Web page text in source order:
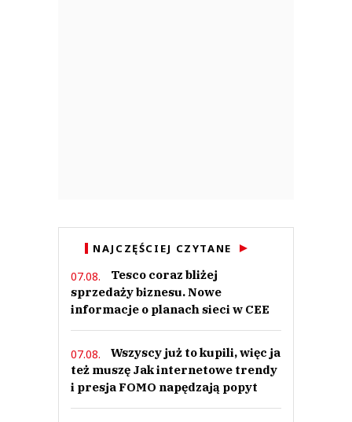
NAJCZĘŚCIEJ CZYTANE
07.08.
Tesco coraz bliżej
sprzedaży biznesu. Nowe
informacje o planach sieci w CEE
07.08.
Wszyscy już to kupili, więc ja
też muszę Jak internetowe trendy
i presja FOMO napędzają popyt